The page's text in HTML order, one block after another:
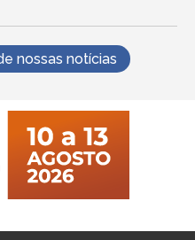
nossas notícias